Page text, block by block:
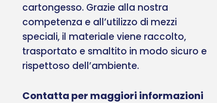
cartongesso. Grazie alla nostra
competenza e all’utilizzo di mezzi
speciali, il materiale viene raccolto,
trasportato e smaltito in modo sicuro e
rispettoso dell’ambiente.
Contatta per maggiori informazioni